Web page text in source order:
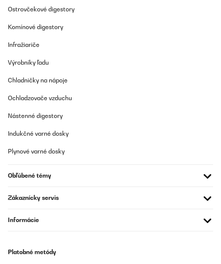
Ostrovčekové digestory
Komínové digestory
Infražiariče
Výrobníky ľadu
Chladničky na nápoje
Ochladzovače vzduchu
Nástenné digestory
Indukčné varné dosky
Plynové varné dosky
Obľúbené témy
Zákaznícky servis
Informácie
Platobné metódy